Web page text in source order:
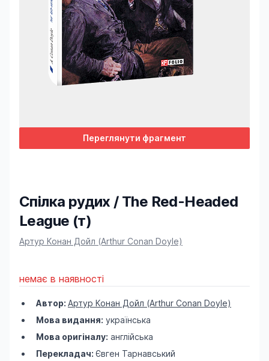
Переглянути фрагмент
Спілка рудих / Тhe Red-Headed
League (т)
Product information
Артур Конан Дойл (Arthur Conan Doyle)
немає в наявності
Автор: Артур Конан Дойл (Arthur Conan Doyle)
Мова видання: українська
Мова оригіналу: англійська
Перекладач: Євген Тарнавський